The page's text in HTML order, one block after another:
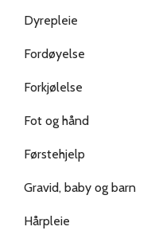
Dyrepleie
Fordøyelse
Forkjølelse
Fot og hånd
Førstehjelp
Gravid, baby og barn
Hårpleie